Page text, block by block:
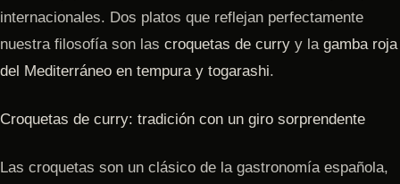
internacionales. Dos platos que reflejan perfectamente
nuestra filosofía son las croquetas de curry y la gamba roja
del Mediterráneo en tempura y togarashi.
Croquetas de curry: tradición con un giro sorprendente
Las croquetas son un clásico de la gastronomía española,